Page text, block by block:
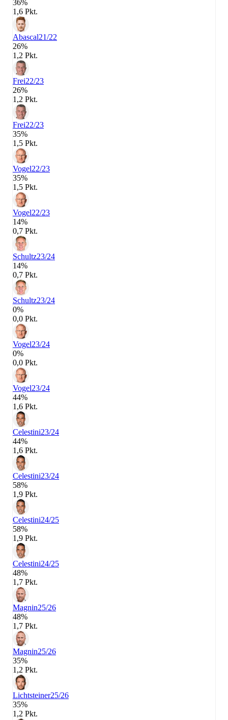
36%
1,6 Pkt.
Abascal21/22
26%
1,2 Pkt.
Frei22/23
26%
1,2 Pkt.
Frei22/23
35%
1,5 Pkt.
Vogel22/23
35%
1,5 Pkt.
Vogel22/23
14%
0,7 Pkt.
Schultz23/24
14%
0,7 Pkt.
Schultz23/24
0%
0,0 Pkt.
Vogel23/24
0%
0,0 Pkt.
Vogel23/24
44%
1,6 Pkt.
Celestini23/24
44%
1,6 Pkt.
Celestini23/24
58%
1,9 Pkt.
Celestini24/25
58%
1,9 Pkt.
Celestini24/25
48%
1,7 Pkt.
Magnin25/26
48%
1,7 Pkt.
Magnin25/26
35%
1,2 Pkt.
Lichtsteiner25/26
35%
1,2 Pkt.